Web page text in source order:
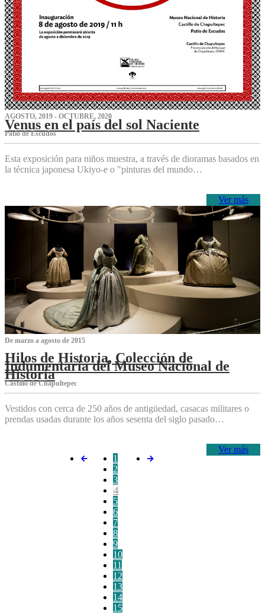
AGOSTO, 2019 - OCTUBRE, 2020
Venus en el país del sol Naciente
P‌atio de Escudos
Esta exposición para niños muestra, a través de dioramas basados en
la técnica japonesa Ukiyo-e o "pinturas del mundo…
Ver más
De marzo a agosto de 2015
Hilos de Historia, Colección de
Indumentaria del Museo Nacional de
Historia
Castillo de Chapultepec
Vestidos con cerca de 250 años de antigüedad, casacas militares o
prendas usadas durante los años sesenta del siglo pasado…
Ver más
1
2
3
4
5
6
7
8
9
10
11
12
13
14
15